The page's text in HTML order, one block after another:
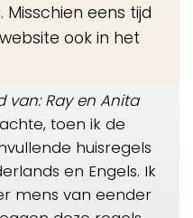
eens tijd
ook in het
van: Ray en Anita
toen ik de
huisregels
en Engels. Ik
mens van eender